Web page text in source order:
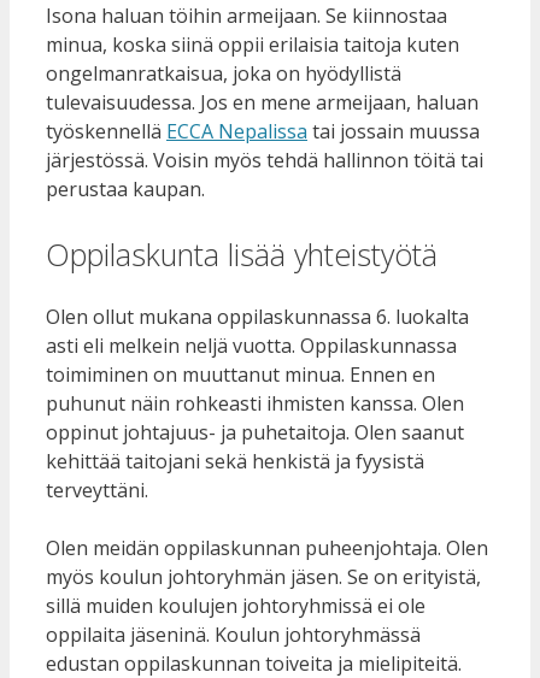
Isona haluan töihin armeijaan. Se kiinnostaa
minua, koska siinä oppii erilaisia taitoja kuten
ongelmanratkaisua, joka on hyödyllistä
tulevaisuudessa. Jos en mene armeijaan, haluan
työskennellä ECCA Nepalissa tai jossain muussa
järjestössä. Voisin myös tehdä hallinnon töitä tai
perustaa kaupan.
Oppilaskunta lisää yhteistyötä
Olen ollut mukana oppilaskunnassa 6. luokalta
asti eli melkein neljä vuotta. Oppilaskunnassa
toimiminen on muuttanut minua. Ennen en
puhunut näin rohkeasti ihmisten kanssa. Olen
oppinut johtajuus- ja puhetaitoja. Olen saanut
kehittää taitojani sekä henkistä ja fyysistä
terveyttäni.
Olen meidän oppilaskunnan puheenjohtaja. Olen
myös koulun johtoryhmän jäsen. Se on erityistä,
sillä muiden koulujen johtoryhmissä ei ole
oppilaita jäseninä. Koulun johtoryhmässä
edustan oppilaskunnan toiveita ja mielipiteitä.